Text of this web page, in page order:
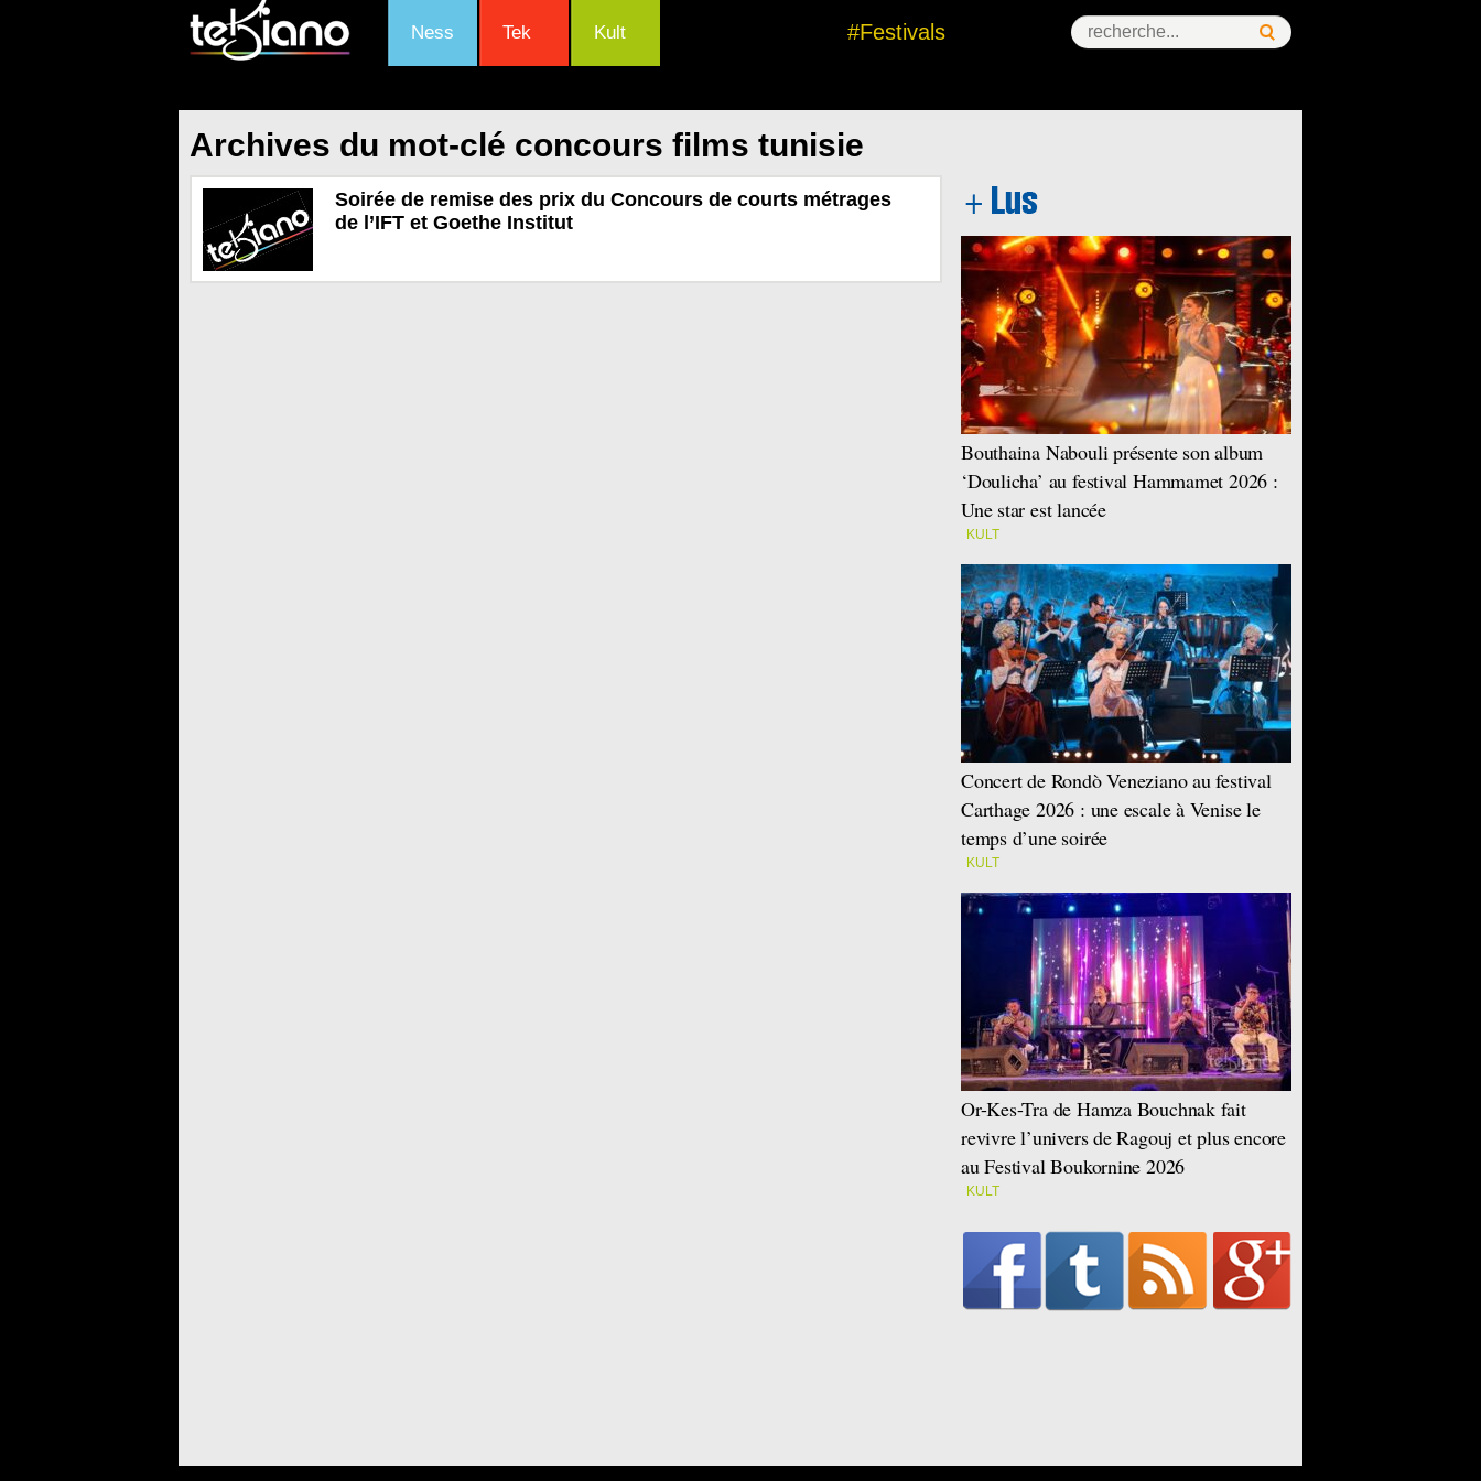
Ness Tek Kult #Festivals
Archives du mot-clé concours films tunisie
Soirée de remise des prix du Concours de courts métrages
de l’IFT et Goethe Institut
Bouthaina Nabouli présente son album
‘Doulicha’ au festival Hammamet 2026 :
Une star est lancée
KULT
Concert de Rondò Veneziano au festival
Carthage 2026 : une escale à Venise le
temps d’une soirée
KULT
Or-Kes-Tra de Hamza Bouchnak fait
revivre l’univers de Ragouj et plus encore
au Festival Boukornine 2026
KULT